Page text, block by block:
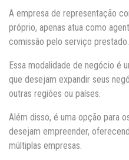
A empresa de representação
próprio, apenas atua como
comissão pelo serviço prestado.
Essa modalidade de negócio é
que desejam expandir seus
outras regiões ou países.
Além disso, é uma opção para
desejam empreender,
múltiplas empresas.